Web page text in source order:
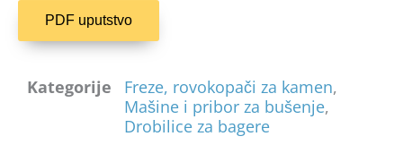
PDF uputstvo
Kategorije Freze, rovokopači za kamen,
Mašine i pribor za bušenje,
Drobilice za bagere